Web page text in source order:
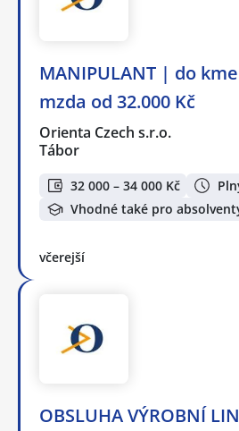
MANIPULANT | do
mzda od 32.000 Kč
Orienta Czech s.r.o.
Tábor
32 000 – 34 000 Kč
Vhodné také pro
včerejší
OBSLUHA VÝROBNÍ